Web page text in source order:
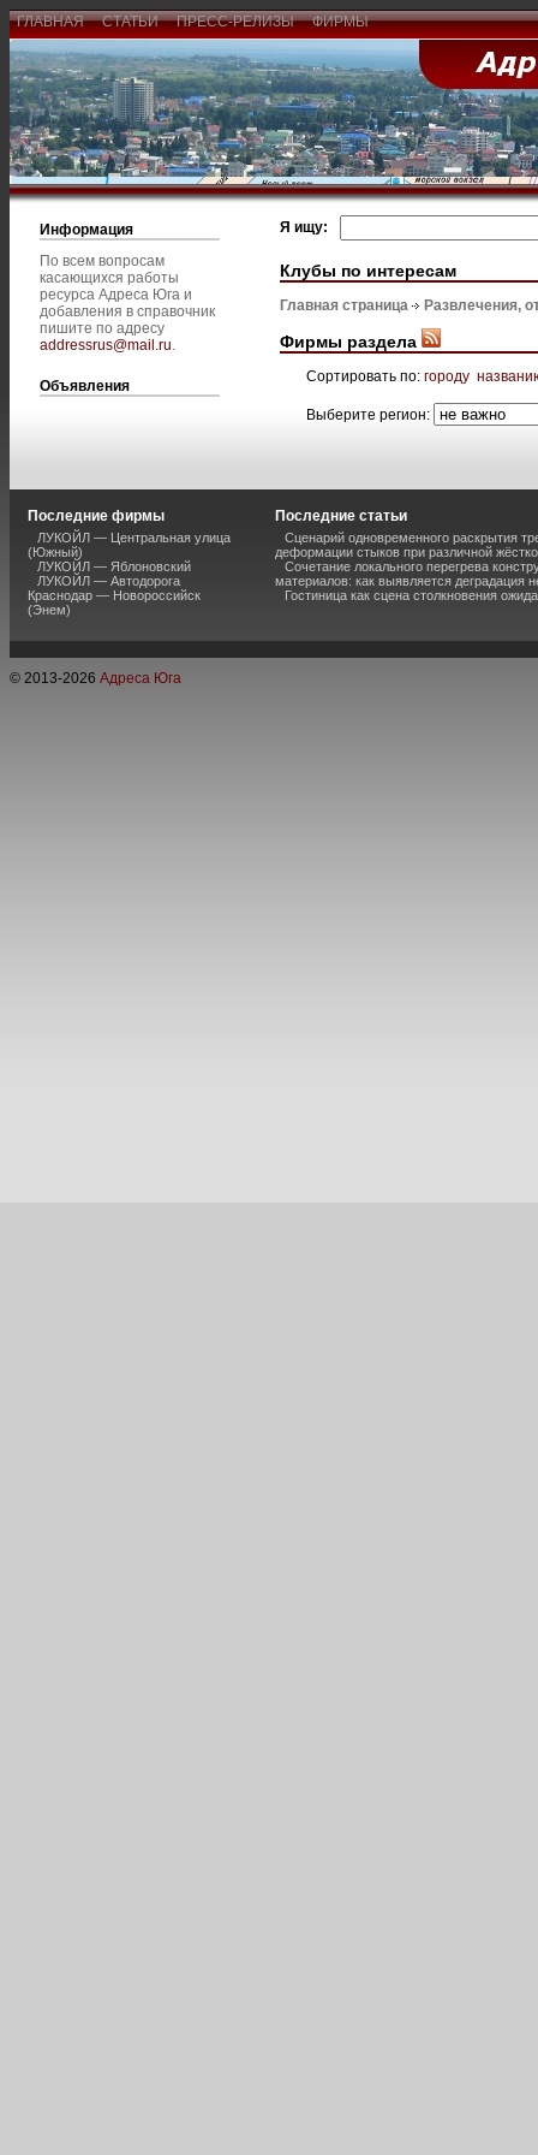
ГЛАВНАЯ СТАТЬИ ПРЕСС-РЕЛИЗЫ ФИРМЫ
Информация
По всем вопросам
касающихся работы
ресурса Адреса Юга и
добавления в справочник
пишите по адресу
addressrus@mail.ru.
Объявления
Я ищу:
Клубы по интересам
Главная страница Развлечения,
Фирмы раздела
Сортировать по: городу
Выберите регион:
Последние фирмы
ЛУКОЙЛ — Центральная улица
(Южный)
ЛУКОЙЛ — Яблоновский
ЛУКОЙЛ — Автодорога
Краснодар — Новороссийск
(Энем)
Последние статьи
Сценарий одновременного раскрытия
деформации стыков при различной
Сочетание локального перегрева
материалов: как выявляется деградация
Гостиница как сцена столкновения
© 2013-2026 Адреса Юга